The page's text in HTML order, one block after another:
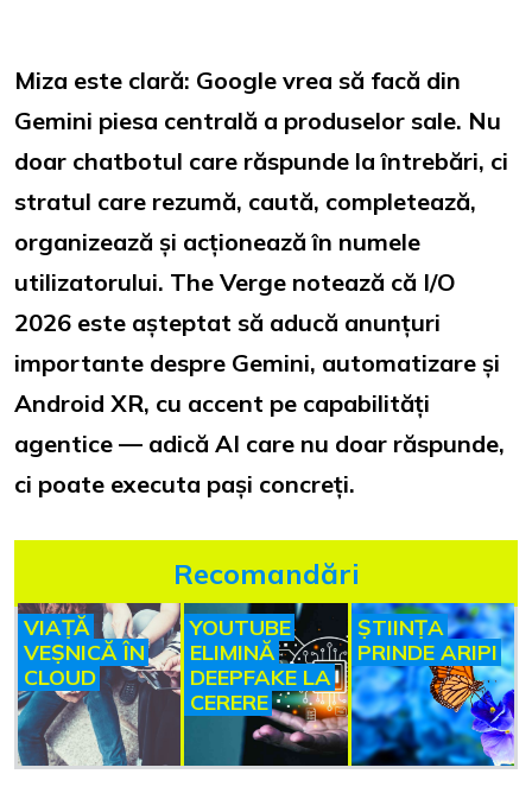
Miza este clară: Google vrea să facă din
Gemini piesa centrală a produselor sale. Nu
doar chatbotul care răspunde la întrebări, ci
stratul care rezumă, caută, completează,
organizează și acționează în numele
utilizatorului. The Verge notează că I/O
2026 este așteptat să aducă anunțuri
importante despre Gemini, automatizare și
Android XR, cu accent pe capabilități
agentice — adică AI care nu doar răspunde,
ci poate executa pași concreți.
Recomandări
VIAȚĂ
VEȘNICĂ ÎN
CLOUD
YOUTUBE
ELIMINĂ
DEEPFAKE LA
CERERE
ȘTIINȚA
PRINDE ARIPI